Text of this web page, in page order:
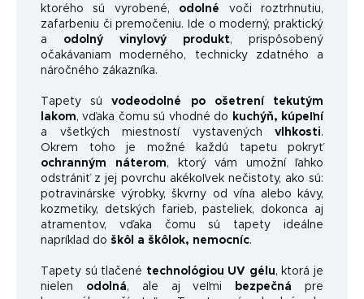
ktorého sú vyrobené, odolné voči roztrhnutiu,
zafarbeniu či premočeniu. Ide o moderný, praktický
a odolný vinylový produkt, prispôsobený
očakávaniam moderného, ​​technicky zdatného a
náročného zákazníka.
Tapety súvodeodolné po ošetrení tekutým
lakom, vďaka čomu sú vhodné do
kuchýň, kúpeľní
a všetkých miestností vystavených vlhkosti.
Okrem toho je možné každú tapetu pokryť
ochranným náterom, ktorý vám umožní ľahko
odstrániť z jej povrchu akékoľvek nečistoty, ako sú:
potravinárske výrobky, škvrny od vína alebo kávy,
kozmetiky, detských farieb, pasteliek, dokonca aj
atramentov, vďaka čomu sú tapety ideálne
napríklad do škôl a škôlok, nemocníc.
Tapety sú tlačené technológiou UV gélu, ktorá je
nielen odolná, ale aj veľmi bezpečná pre